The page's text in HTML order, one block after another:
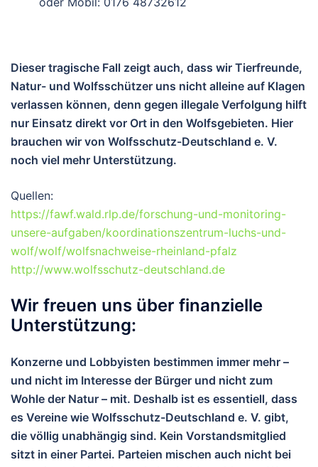
Dieser tragische Fall zeigt auch, dass wir Tierfreunde,
Natur- und Wolfsschützer uns nicht alleine auf Klagen
verlassen können, denn gegen illegale Verfolgung hilft
nur Einsatz direkt vor Ort in den Wolfsgebieten. Hier
brauchen wir von Wolfsschutz-Deutschland e. V.
noch viel mehr Unterstützung.
Quellen:
https://fawf.wald.rlp.de/forschung-und-monitoring-
unsere-aufgaben/koordinationszentrum-luchs-und-
wolf/wolf/wolfsnachweise-rheinland-pfalz
http://www.wolfsschutz-deutschland.de
Wir freuen uns über finanzielle
Unterstützung:
Konzerne und Lobbyisten bestimmen immer mehr –
und nicht im Interesse der Bürger und nicht zum
Wohle der Natur – mit. Deshalb ist es essentiell, dass
es Vereine wie Wolfsschutz-Deutschland e. V. gibt,
die völlig unabhängig sind. Kein Vorstandsmitglied
sitzt in einer Partei. Parteien mischen auch nicht bei